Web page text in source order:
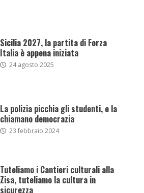
Sicilia 2027, la partita di Forza
Italia è appena iniziata
24 agosto 2025
La polizia picchia gli studenti, e la
chiamano democrazia
23 febbraio 2024
Tuteliamo i Cantieri culturali alla
Zisa, tuteliamo la cultura in
sicurezza